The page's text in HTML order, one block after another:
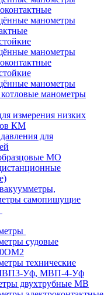
манометры
манометры
манометры
манометры
измерения низких
КМ
для
МО
самопишущие
судовые
технические
Уф, МВП-4-Уф
двухтрубные МВ